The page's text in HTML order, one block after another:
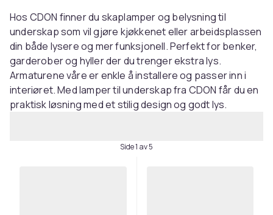
Hos CDON finner du skaplamper og belysning til
underskap som vil gjøre kjøkkenet eller arbeidsplassen
din både lysere og mer funksjonell. Perfekt for benker,
garderober og hyller der du trenger ekstra lys.
Armaturene våre er enkle å installere og passer inn i
interiøret. Med lamper til underskap fra CDON får du en
praktisk løsning med et stilig design og godt lys.
Side 1 av 5